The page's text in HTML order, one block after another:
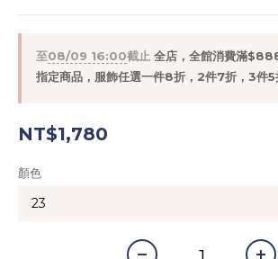
至08/09 16:00截止 全店，全館消費滿
指定商品，服飾任選一件8折，2件7折，3件5
NT$1,780
顏色